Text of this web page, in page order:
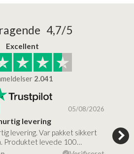
4,7/5
Excellent
2.041
05/08/2026
levering
levering. Var pakket sikkert
Produktet levede 100…